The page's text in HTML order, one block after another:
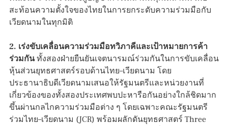
สะท้อนความตั้งใจของไทยในการยกระดับความร่วมมือกับ
เวียดนามในทุกมิติ
2. เร่งขับเคลื่อนความร่วมมือทวิภาคีและเป้าหมายการค้า
ร่วมกันทั้งสองฝ่ายยืนยันเจตนารมณ์ร่วมกันในการขับเคลื่อน
หุ้นส่วนยุทธศาสตร์รอบด้านไทย–เวียดนาม โดย
ประธานาธิบดีเวียดนามเสนอให้รัฐมนตรีและหน่วยงานที่
เกี่ยวข้องของทั้งสองประเทศพบปะหารือกันอย่างใกล้ชิดมาก
ขึ้นผ่านกลไกความร่วมมือต่าง ๆ โดยเฉพาะคณะรัฐมนตรี
ร่วมไทย–เวียดนาม (JCR) พร้อมผลักดันยุทธศาสตร์ Three